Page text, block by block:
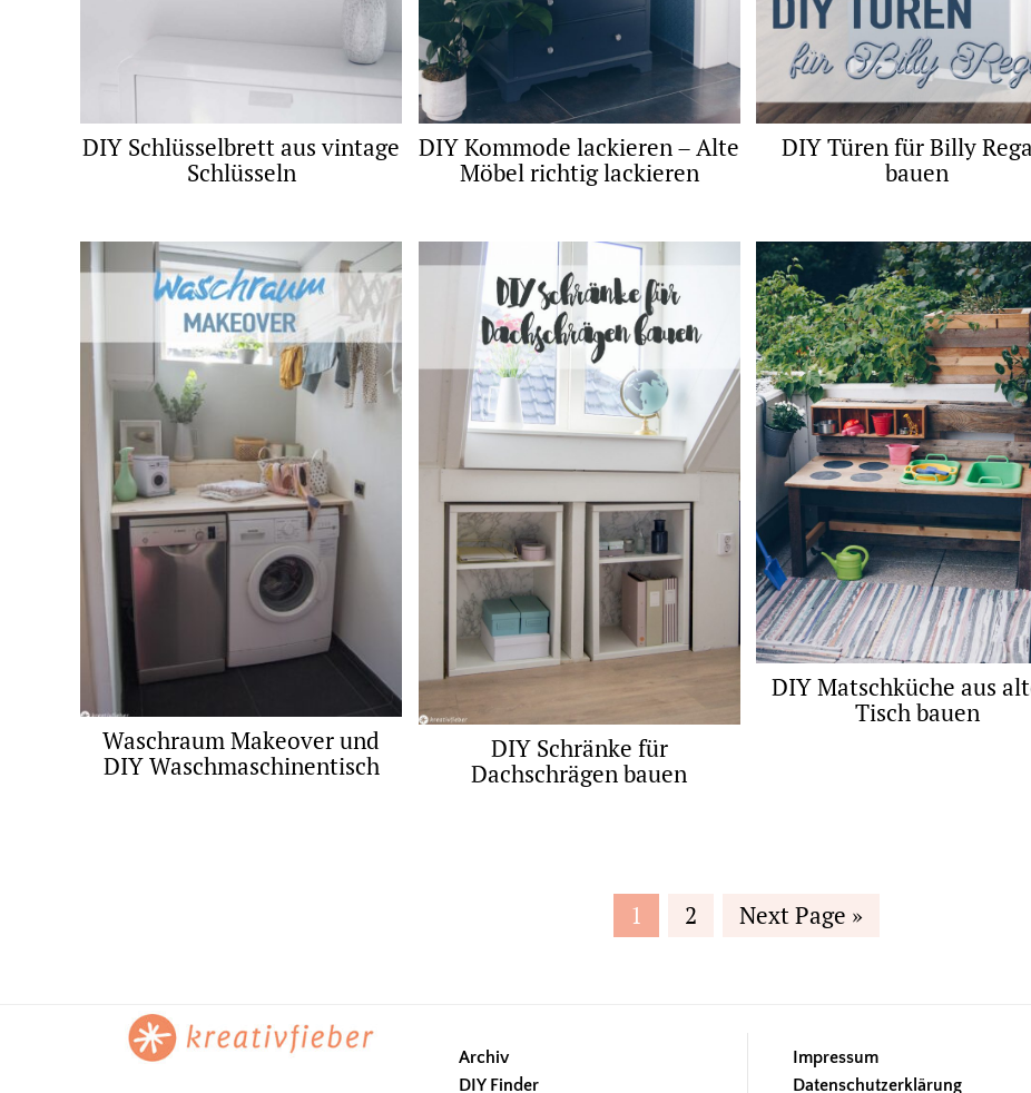
DIY Schlüsselbrett aus vintage
Schlüsseln
DIY Kommode lackieren – Alte
Möbel richtig lackieren
DIY Türen für Billy
bauen
Waschraum Makeover und
DIY Waschmaschinentisch
DIY Schränke für
Dachschrägen bauen
DIY Matschküche aus
Tisch bauen
Page
1 Page
2
Go
Next Page »
Archiv
DIY Finder
Impressum
Datenschutzerklärung